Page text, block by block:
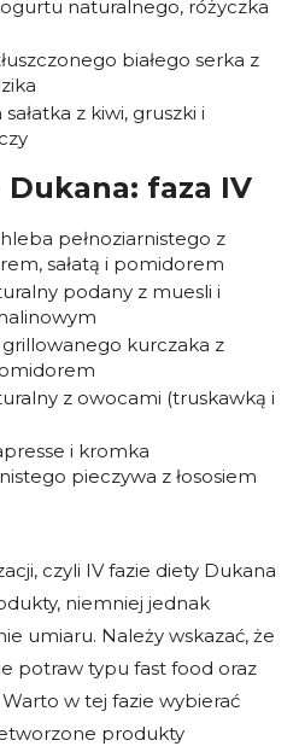
naturalnego, różyczka
białego serka z
z kiwi, gruszki i
faza IV
pełnoziarnistego z
sałatą i pomidorem
podany z muesli i
kurczaka z
z owocami (truskawką i
i kromka
pieczywa z łososiem
czyli IV fazie diety Dukana
niemniej jednak
umiaru. Należy wskazać, że
potraw typu fast food oraz
w tej fazie wybierać
produkty